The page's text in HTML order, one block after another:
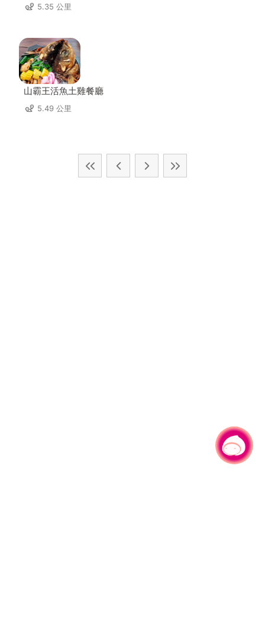
5.35 公里
山霸王活魚土雞餐廳
5.49 公里